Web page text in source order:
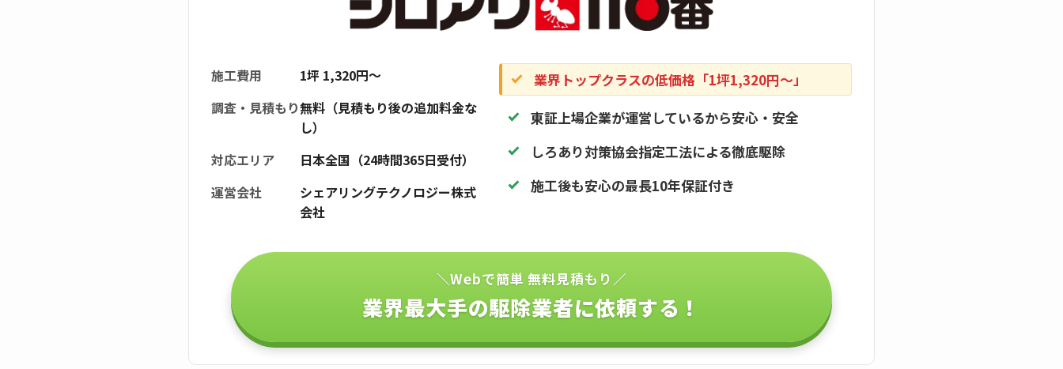
施工費用
1坪 1,320円〜
調査・見積もり無料（見積もり後の追加料金な
し）
対応エリア
日本全国（24時間365日受付）
運営会社
シェアリングテクノロジー株式
会社
業界トップクラスの低価格「1坪1,320円〜」
東証上場企業が運営しているから安心・安全
しろあり対策協会指定工法による徹底駆除
施工後も安心の最長10年保証付き
＼Webで簡単 無料見積もり／
業界最大手の駆除業者に依頼する！